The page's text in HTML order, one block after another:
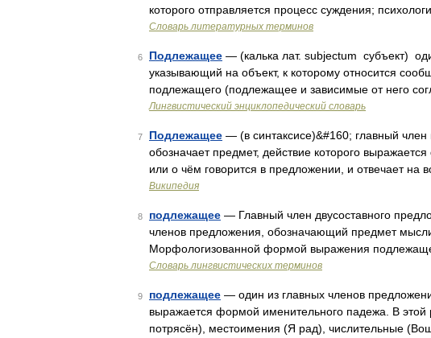
которого отправляется процесс суждения;
Словарь литературных терминов
6 Подлежащее — (калька лат. subjectum субъект)
указывающий на объект, к которому относится
подлежащего (подлежащее и зависимые от него
Лингвистический энциклопедический словарь
7 Подлежащее — (в синтаксисе)&#160; главный
обозначает предмет, действие которого
или о чём говорится в предложении, и отвечает на
Википедия
8 подлежащее — Главный член двусоставного
членов предложения, обозначающий предмет
Морфологизованной формой выражения
Словарь лингвистических терминов
9 подлежащее — один из главных членов
выражается формой именительного падежа. В
потрясён), местоимения (Я рад), числительные